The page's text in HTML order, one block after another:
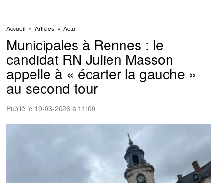
Accueil »Articles »Actu
Municipales à Rennes : le
candidat RN Julien Masson
appelle à « écarter la gauche »
au second tour
Publié le 19-03-2026 à 11:00